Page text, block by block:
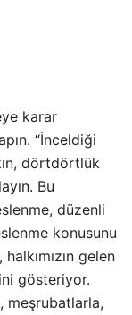
karar
“İnceldiği
dörtdörtlük
Bu
düzenli
konusunu
gelen
gösteriyor.
meşrubatlarla,